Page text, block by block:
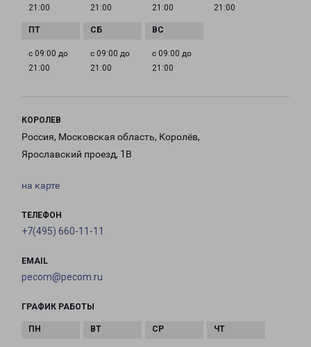
21:00
21:00
21:00
21:00
с 09:00 до
21:00
с 09:00 до
21:00
с 09:00 до
21:00
КОРОЛЕВ
Россия, Московская область, Королёв,
Ярославский проезд, 1В
на карте
ТЕЛЕФОН
+7(495) 660-11-11
EMAIL
pecom@pecom.ru
ГРАФИК РАБОТЫ